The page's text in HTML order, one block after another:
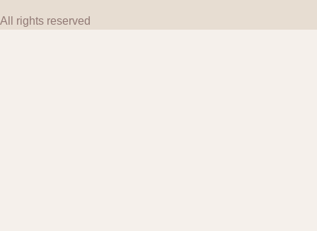
All rights reserved